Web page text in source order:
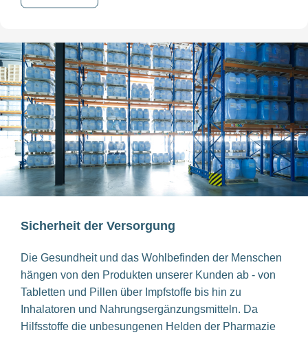
Sicherheit der Versorgung
Die Gesundheit und das Wohlbefinden der Menschen
hängen von den Produkten unserer Kunden ab - von
Tabletten und Pillen über Impfstoffe bis hin zu
Inhalatoren und Nahrungsergänzungsmitteln. Da
Hilfsstoffe die unbesungenen Helden der Pharmazie